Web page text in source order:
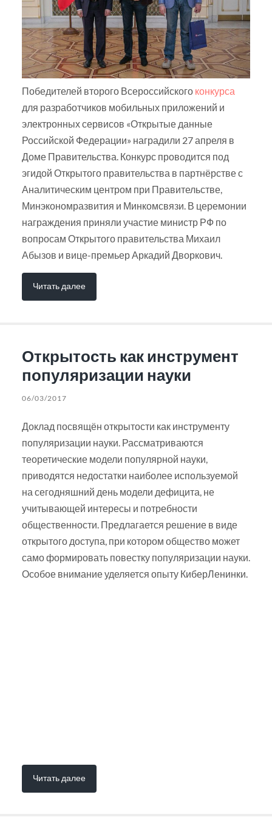
Победителей второго Всероссийского конкурса
для разработчиков мобильных приложений и
электронных сервисов «Открытые данные
Российской Федерации» наградили 27 апреля в
Доме Правительства. Конкурс проводится под
эгидой Открытого правительства в партнёрстве с
Аналитическим центром при Правительстве,
Минэкономразвития и Минкомсвязи. В церемонии
награждения приняли участие министр РФ по
вопросам Открытого правительства Михаил
Абызов и вице-премьер Аркадий Дворкович.
Читать далее
Открытость как инструмент
популяризации науки
06/03/2017
Доклад посвящён открытости как инструменту
популяризации науки. Рассматриваются
теоретические модели популярной науки,
приводятся недостатки наиболее используемой
на сегодняшний день модели дефицита, не
учитывающей интересы и потребности
общественности. Предлагается решение в виде
открытого доступа, при котором общество может
само формировать повестку популяризации науки.
Особое внимание уделяется опыту КиберЛенинки.
Читать далее